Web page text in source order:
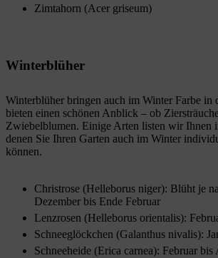
Zimtahorn (Acer griseum)
Winterblüher
Winterblüher bringen auch im Winter Farbe in
bieten einen schönen Anblick – ob
Zwiebelblumen. Einige Arten listen wir Ihnen
denen Sie Ihren Garten auch im Winter
können.
Christrose (Helleborus niger): Blüht je
Dezember bis Ende Februar
Lenzrosen (Helleborus orientalis):
Schneeglöckchen (Galanthus nivalis):
Schneeheide (Erica carnea): Februar bis